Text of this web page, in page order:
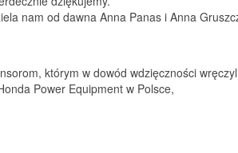
nam od dawna Anna Panas i Anna
którym w dowód wdzięczności
Power Equipment w Polsce,